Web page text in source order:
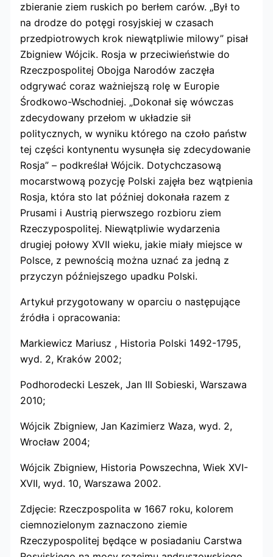
zbieranie ziem ruskich po berłem carów. „Był to
na drodze do potęgi rosyjskiej w czasach
przedpiotrowych krok niewątpliwie milowy” pisał
Zbigniew Wójcik. Rosja w przeciwieństwie do
Rzeczpospolitej Obojga Narodów zaczęła
odgrywać coraz ważniejszą rolę w Europie
Środkowo-Wschodniej. „Dokonał się wówczas
zdecydowany przełom w układzie sił
politycznych, w wyniku którego na czoło państw
tej części kontynentu wysunęła się zdecydowanie
Rosja” – podkreślał Wójcik. Dotychczasową
mocarstwową pozycję Polski zajęła bez wątpienia
Rosja, która sto lat później dokonała razem z
Prusami i Austrią pierwszego rozbioru ziem
Rzeczypospolitej. Niewątpliwie wydarzenia
drugiej połowy XVII wieku, jakie miały miejsce w
Polsce, z pewnością można uznać za jedną z
przyczyn późniejszego upadku Polski.
Artykuł przygotowany w oparciu o następujące
źródła i opracowania:
Markiewicz Mariusz , Historia Polski 1492-1795,
wyd. 2, Kraków 2002;
Podhorodecki Leszek, Jan III Sobieski, Warszawa
2010;
Wójcik Zbigniew, Jan Kazimierz Waza, wyd. 2,
Wrocław 2004;
Wójcik Zbigniew, Historia Powszechna, Wiek XVI-
XVII, wyd. 10, Warszawa 2002.
Zdjęcie: Rzeczpospolita w 1667 roku, kolorem
ciemnozielonym zaznaczono ziemie
Rzeczypospolitej będące w posiadaniu Carstwa